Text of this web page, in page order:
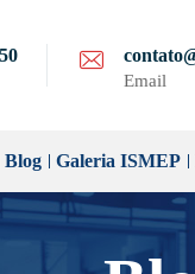
Email
Blog Galeria ISMEP